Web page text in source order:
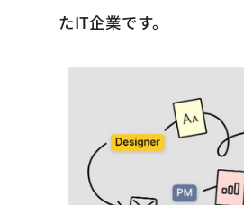
たIT企業です。